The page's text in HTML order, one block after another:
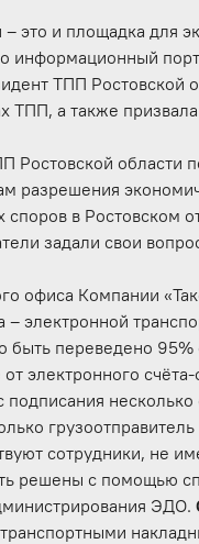
это и площадка для
информационный
ТПП Ростовской
ТПП, а также
Ростовской области
разрешения
споров в
задали свои
офиса Компании
– электронной
переведено 95%
электронного
сотрудники, не
решены с помощью
ЭДО.